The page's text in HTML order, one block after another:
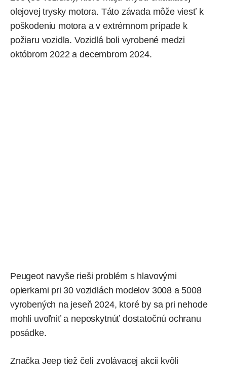
olejovej trysky motora. Táto závada môže viesť k
poškodeniu motora a v extrémnom prípade k
požiaru vozidla. Vozidlá boli vyrobené medzi
októbrom 2022 a decembrom 2024.
Peugeot navyše rieši problém s hlavovými
opierkami pri 30 vozidlách modelov 3008 a 5008
vyrobených na jeseň 2024, ktoré by sa pri nehode
mohli uvoľniť a neposkytnúť dostatočnú ochranu
posádke.
Značka Jeep tiež čelí zvolávacej akcii kvôli